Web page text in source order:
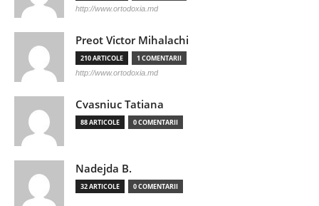
http://www.ortodoxia.md
Preot Victor Mihalachi
210 ARTICOLE 1 COMENTARII
http://www.ortodoxia.md
Cvasniuc Tatiana
88 ARTICOLE 0 COMENTARII
Nadejda B.
32 ARTICOLE 0 COMENTARII